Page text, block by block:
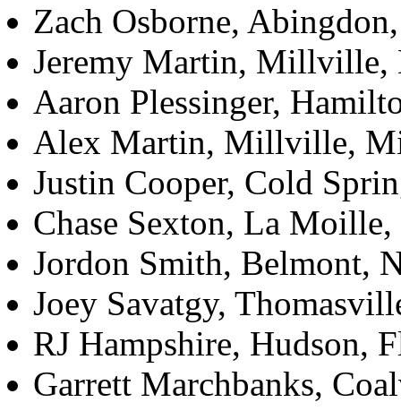
Zach Osborne,
Jeremy Martin,
Aaron Plessinger,
Alex Martin, Millville,
Justin Cooper, Cold
Chase Sexton, La
Jordon Smith, Belmont,
Joey Savatgy,
RJ Hampshire, Hudson,
Garrett Marchbanks,